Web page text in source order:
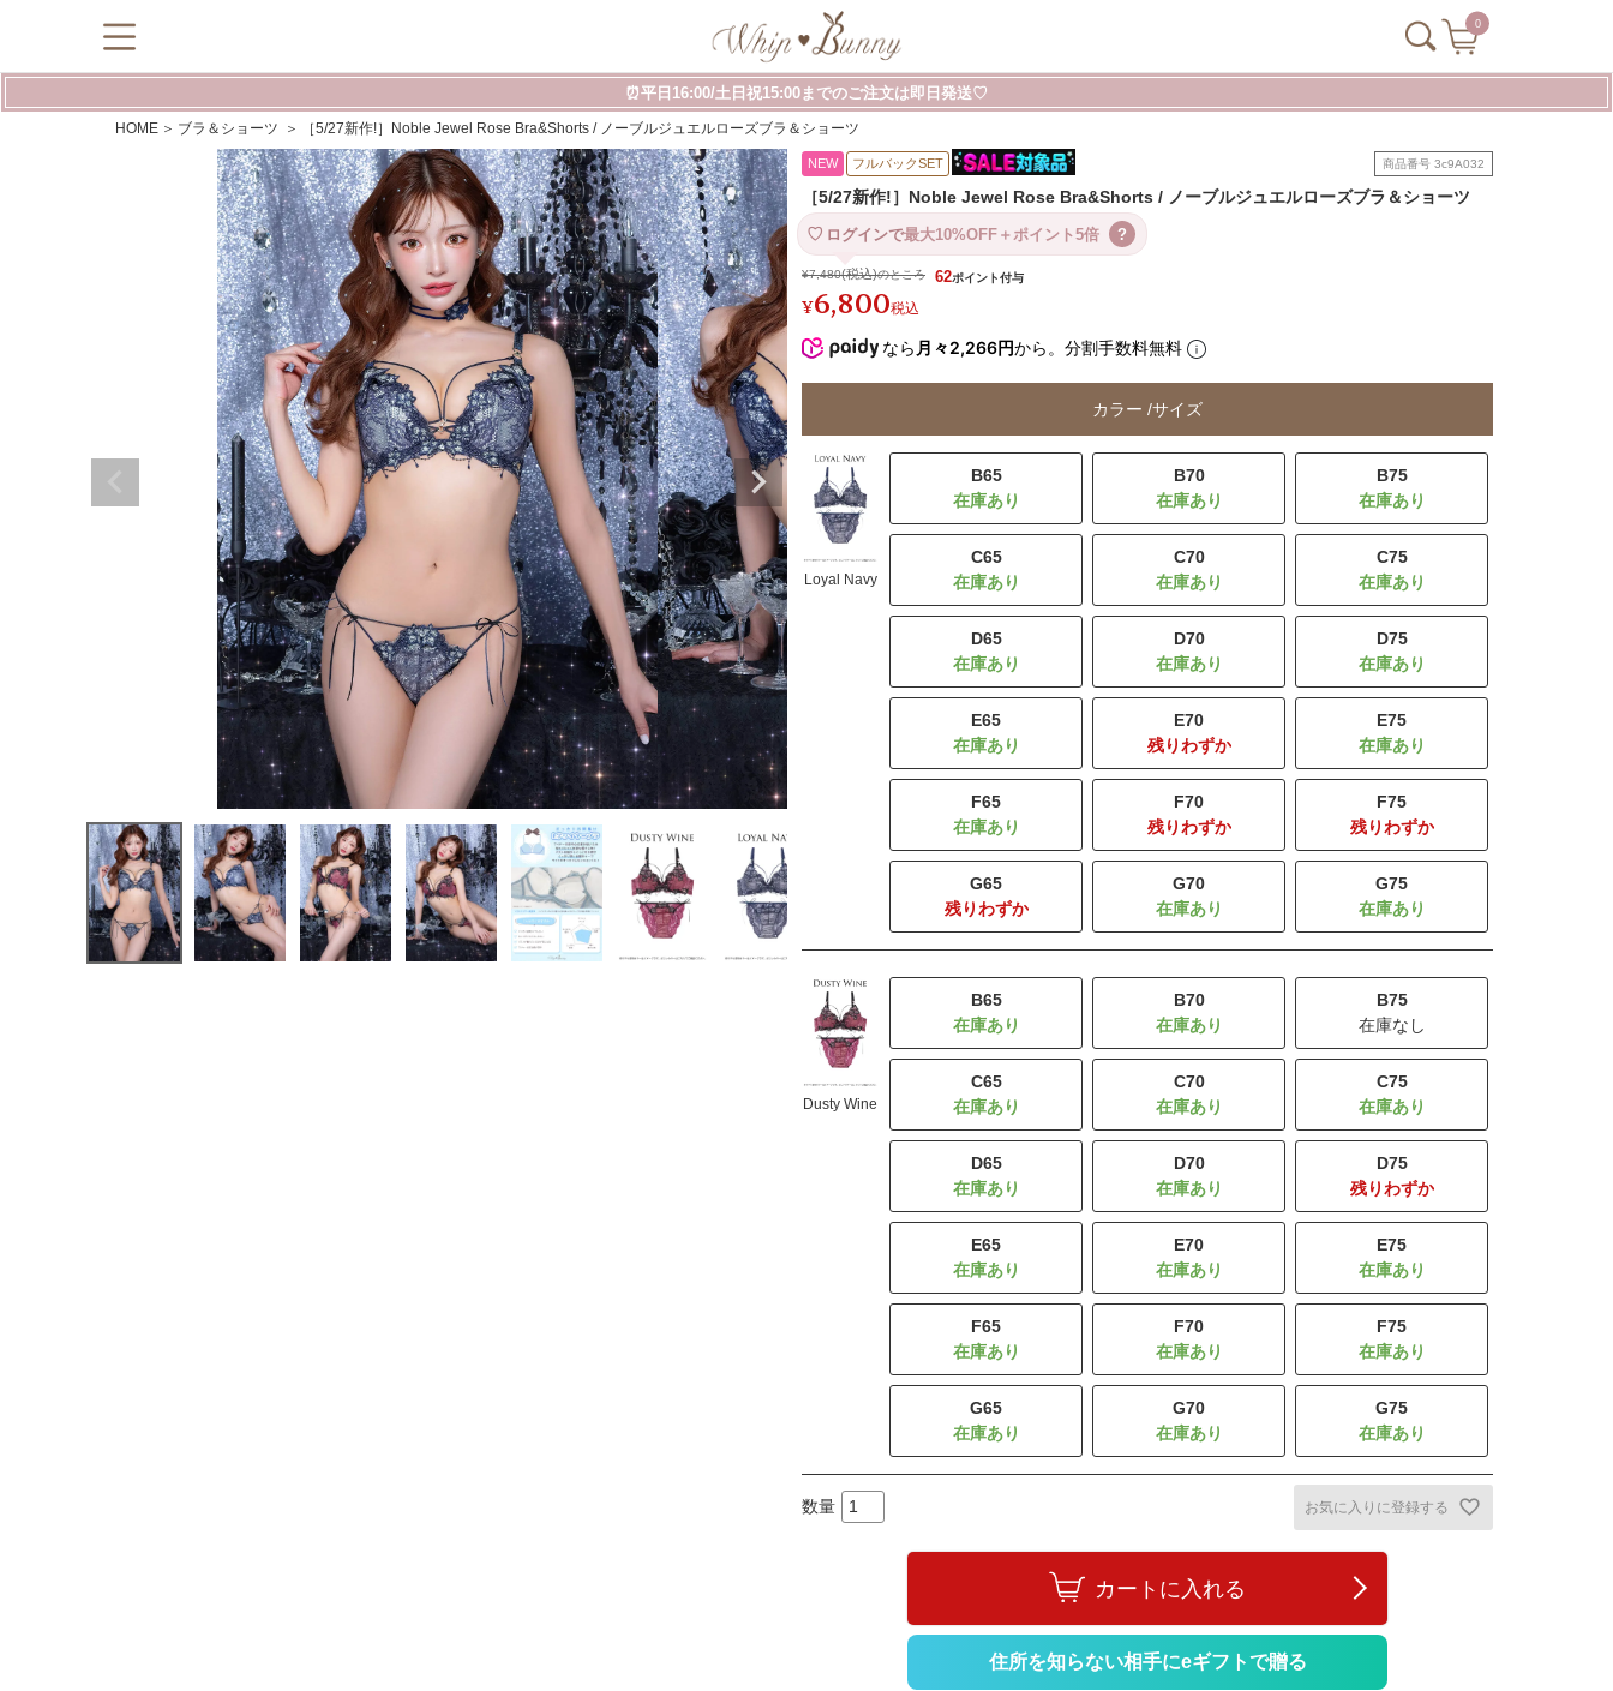
0
⏰平日16:00/土日祝15:00までのご注文は即日発送♡
HOME ブラ＆ショーツ ［5/27新作!］Noble Jewel Rose Bra&Shorts / ノーブルジュエルローズブラ＆ショーツ
NEW フルバックSET 商品番号 3c9A032
［5/27新作!］Noble Jewel Rose Bra&Shorts / ノーブルジュエルローズブラ＆ショーツ
ログインで最大10%OFF＋ポイント5倍 ?
¥7,480 のところ
¥6,800税込
62
なら 月々2,266円から。分割手数料無料
カラー サイズ
Loyal Navy
B65 B70 B75
C65 C70 C75
D65 D70 D75
E65
E70
残りわずか
E75
F65
F70
残りわずか
F75
残りわずか
G65
残りわずか
G70 G75
Dusty Wine
B65 B70
B75
在庫なし
C65 C70 C75
D65 D70
D75
残りわずか
E65 E70 E75
F65 F70 F75
G65 G70 G75
お気に入りに登録する
カートに入れる
住所を知らない相手にeギフトで贈る